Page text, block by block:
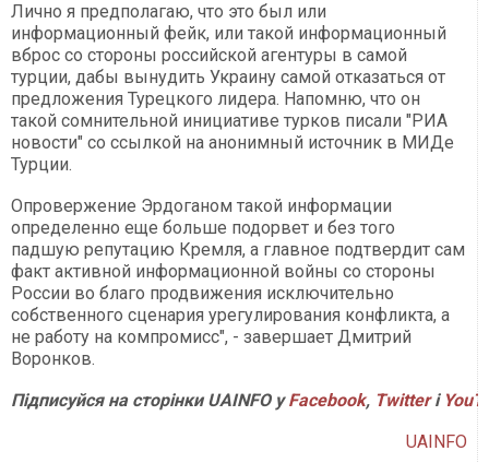
Лично я предполагаю, что это был или
информационный фейк, или такой информационный
вброс со стороны российской агентуры в самой
турции, дабы вынудить Украину самой отказаться от
предложения Турецкого лидера. Напомню, что он
такой сомнительной инициативе турков писали "РИА
новости" со ссылкой на анонимный источник в МИДе
Турции.
Опровержение Эрдоганом такой информации
определенно еще больше подорвет и без того
падшую репутацию Кремля, а главное подтвердит сам
факт активной информационной войны со стороны
России во благо продвижения исключительно
собственного сценария урегулирования конфликта, а
не работу на компромисс", - завершает Дмитрий
Воронков.
Підписуйся на сторінки UAINFO уFacebook, Twitterі
UAINFO